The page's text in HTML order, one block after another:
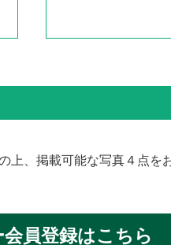
、掲載可能な写真４点を
員登録はこちら